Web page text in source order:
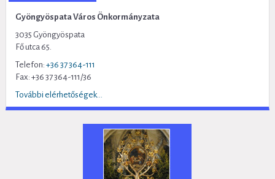
Gyöngyöspata Város Önkormányzata
3035 Gyöngyöspata
Fő utca 65.
Telefon: +36 37 364-111
Fax: +36 37 364-111/36
További elérhetőségek...